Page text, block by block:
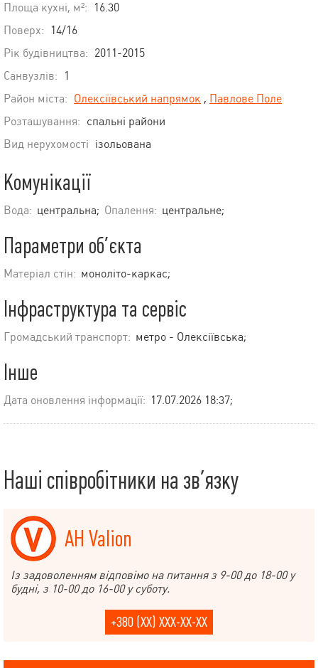
Площа кухні, м²:
16.30
Поверх:
14/16
Рік будівництва: 2011-2015
Санвузлів:
1
Район міста: Олексіївський напрямок , Павлове Поле
Розташування: спальні райони
Вид нерухомості ізольована
Комунікації
Вода: центральна; Опалення: центральне;
Параметри об’єкта
Матеріал стін: моноліто-каркас;
Інфраструктура та сервіс
Громадський транспорт: метро - Олексіївська;
Інше
Дата оновлення інформації: 17.07.2026 18:37;
Наші співробітники на зв’язку
АН Valion
Із задоволенням відповімо на питання з 9-00 до 18-00 у
будні, з 10-00 до 16-00 у суботу.
+380 (XX) XXX-XX-XX